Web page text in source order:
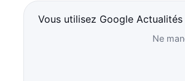
Vous utilisez Google
Ne